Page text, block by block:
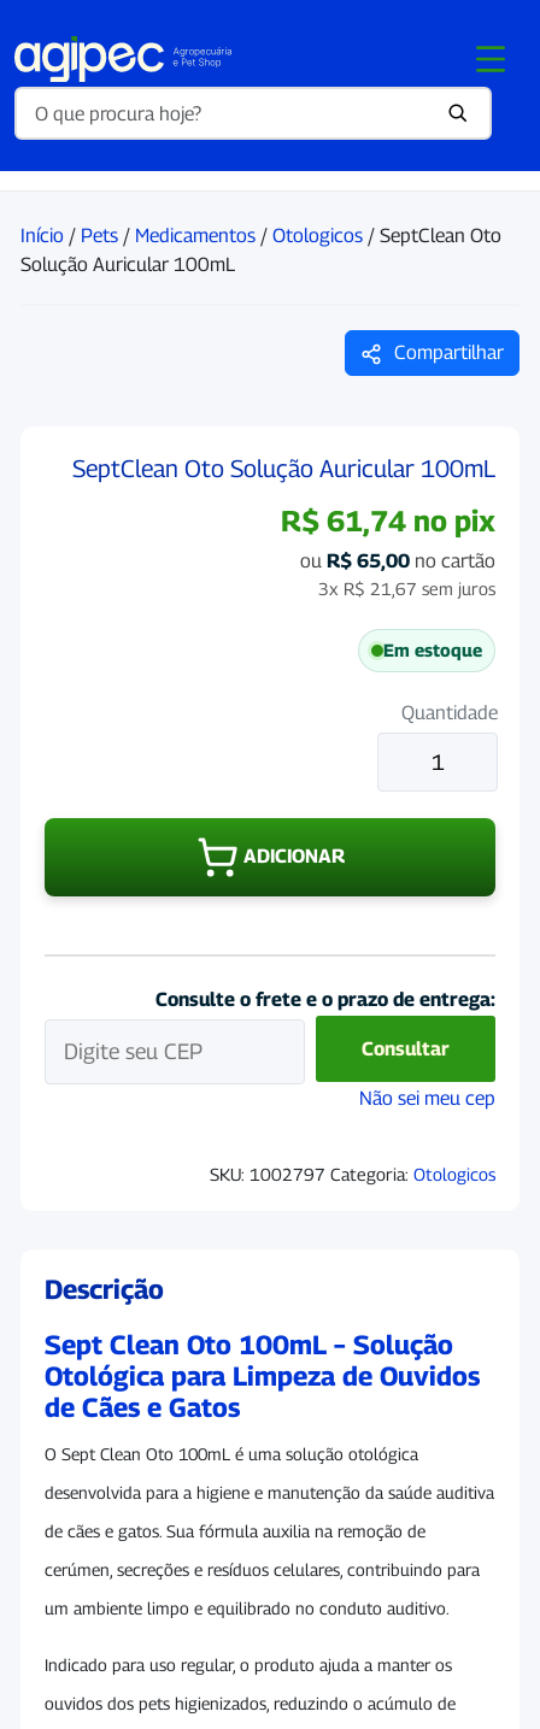
Início / Pets / Medicamentos / Otologicos / SeptClean Oto
Solução Auricular 100mL
Compartilhar
SeptClean Oto Solução Auricular 100mL
R$ 61,74 no pix
ou R$ 65,00 no cartão
3x R$ 21,67 sem juros
Em estoque
Quantidade
SeptClean
Solução
ADICIONAR
Consulte o frete e o prazo de entrega:
Consultar
Não sei meu cep
SKU: 1002797 Categoria: Otologicos
Descrição
Sept Clean Oto 100mL – Solução
Otológica para Limpeza de Ouvidos
de Cães e Gatos
O Sept Clean Oto 100mL é uma solução otológica
desenvolvida para a higiene e manutenção da saúde auditiva
de cães e gatos. Sua fórmula auxilia na remoção de
cerúmen, secreções e resíduos celulares, contribuindo para
um ambiente limpo e equilibrado no conduto auditivo.
Indicado para uso regular, o produto ajuda a manter os
ouvidos dos pets higienizados, reduzindo o acúmulo de